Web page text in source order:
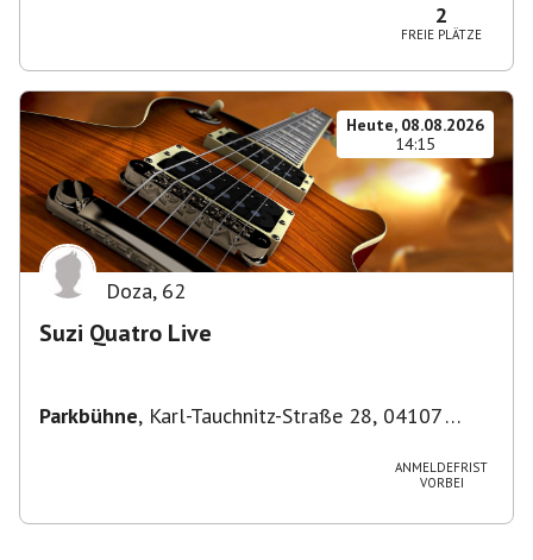
2
FREIE PLÄTZE
Heute, 08.08.2026
14:15
Doza, 62
Suzi Quatro Live
Parkbühne, Karl-Tauchnitz-Straße 28, 04107
ANMELDEFRIST
VORBEI